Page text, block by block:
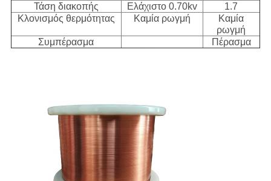
Τάση διακοπής Ελάχιστο 0.70kv
1.7
Κλονισμός θερμότητας
Καμία ρωγμή
Καμία
ρωγμή
Συμπέρασμα
Πέρασμα